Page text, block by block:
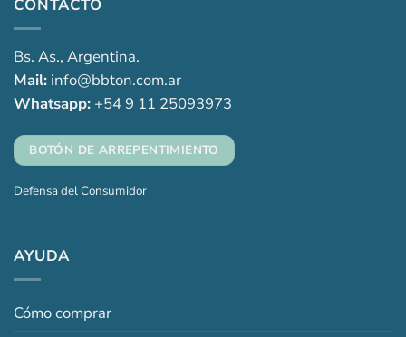
CONTACTO
Bs. As., Argentina.
Mail: info@bbton.com.ar
Whatsapp: +54 9 11 25093973
BOTÓN DE ARREPENTIMIENTO
Defensa del Consumidor
AYUDA
Cómo comprar